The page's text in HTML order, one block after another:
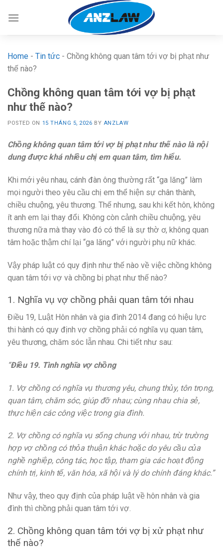
Home - Tin tức - Chồng không quan tâm tới vợ bị phạt như
thế nào?
Chồng không quan tâm tới vợ bị phạt
như thế nào?
POSTED ON 15 THÁNG 5, 2026 BY ANZLAW
Chồng không quan tâm tới vợ bị phạt như thế nào là nội
dung được khá nhiều chị em quan tâm, tìm hiểu.
Khi mới yêu nhau, cánh đàn ông thường rất “ga lăng” làm
mọi người theo yêu cầu chị em thể hiện sự chân thành,
chiều chuộng, yêu thương. Thế nhưng, sau khi kết hôn, không
ít anh em lại thay đổi. Không còn cảnh chiều chuộng, yêu
thương nữa mà thay vào đó có thể là sự thờ ơ, không quan
tâm hoặc thậm chí lại “ga lăng” với người phụ nữ khác.
Vậy pháp luật có quy định như thế nào về việc chồng không
quan tâm tới vợ và chồng bị phạt như thế nào?
1. Nghĩa vụ vợ chồng phải quan tâm tới nhau
Điều 19, Luật Hôn nhân và gia đình 2014 đang có hiệu lực
thi hành có quy định vợ chồng phải có nghĩa vụ quan tâm,
yêu thương, chăm sóc lẫn nhau. Chi tiết như sau:
“Điều 19. Tình nghĩa vợ chồng
1. Vợ chồng có nghĩa vụ thương yêu, chung thủy, tôn trọng,
quan tâm, chăm sóc, giúp đỡ nhau; cùng nhau chia sẻ,
thực hiện các công việc trong gia đình.
2. Vợ chồng có nghĩa vụ sống chung với nhau, trừ trường
hợp vợ chồng có thỏa thuận khác hoặc do yêu cầu của
nghề nghiệp, công tác, học tập, tham gia các hoạt động
chính trị, kinh tế, văn hóa, xã hội và lý do chính đáng khác.”
Như vậy, theo quy định của pháp luật về hôn nhân và gia
đình thì chồng phải quan tâm tới vợ.
2. Chồng không quan tâm tới vợ bị xử phạt như
thế nào?